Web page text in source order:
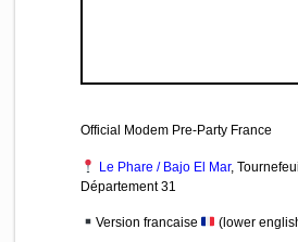
Official Modem Pre-Party France
Le Phare / Bajo El Mar,
Département 31
Version francaise (lower